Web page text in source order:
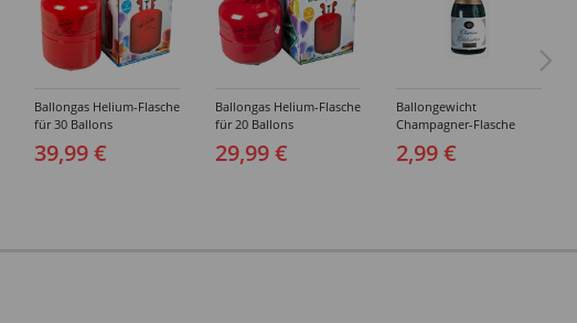
Ballongas Helium-Flasche
für 30 Ballons
39,99 €
Ballongas Helium-Flasche
für 20 Ballons
29,99 €
Ballongewicht
Champagner-Flasche
2,99 €